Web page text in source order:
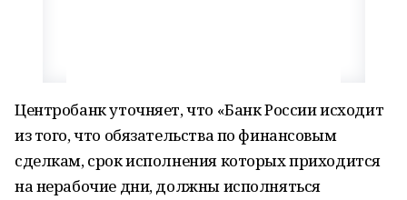
Центробанк уточняет, что «Банк России исходит
из того, что обязательства по финансовым
сделкам, срок исполнения которых приходится
на нерабочие дни, должны исполняться